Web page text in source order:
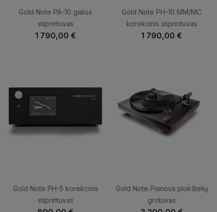
Gold Note PA-10 galios
stiprintuvas
1 790,00 €
Gold Note PH-10 MM/MC
korekcinis stiprintuvas
1 790,00 €
Gold Note PH-5 korekcinis
stiprintuvas
Gold Note Pianosa plokštelių
grotuvas